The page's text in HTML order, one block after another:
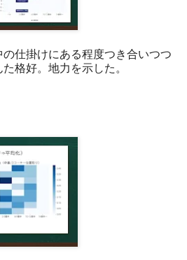
の仕掛けにある程度つき合いつつ
格好。地力を示した。